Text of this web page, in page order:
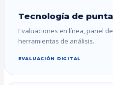
Tecnología de punta
Evaluaciones en línea, panel
herramientas de análisis.
EVALUACIÓN DIGITAL